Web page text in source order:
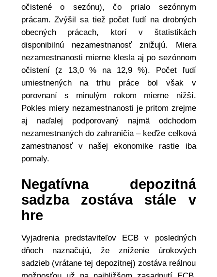
očistené o sezónu), čo prialo sezónnym
prácam. Zvýšil sa tiež počet ľudí na drobných
obecných prácach, ktorí v štatistikách
disponibilnú nezamestnanosť znižujú. Miera
nezamestnanosti mierne klesla aj po sezónnom
očistení (z 13,0 % na 12,9 %). Počet ľudí
umiestnených na trhu práce bol však v
porovnaní s minulým rokom mierne nižší.
Pokles miery nezamestnanosti je pritom zrejme
aj naďalej podporovaný najmä odchodom
nezamestnaných do zahraničia – keďže celková
zamestnanosť v našej ekonomike rastie iba
pomaly.
Negatívna depozitná
sadzba zostáva stále v
hre
Vyjadrenia predstaviteľov ECB v posledných
dňoch naznačujú, že zníženie úrokových
sadzieb (vrátane tej depozitnej) zostáva reálnou